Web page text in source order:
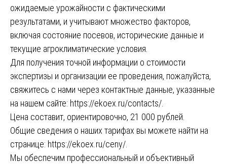
ожидаемые урожайности с фактическими
результатами, и учитывают множество факторов,
включая состояние посевов, исторические данные и
текущие агроклиматические условия.
Для получения точной информации о стоимости
экспертизы и организации ее проведения, пожалуйста,
свяжитесь с нами через контактные данные, указанные
на нашем сайте: https://ekoex.ru/contacts/
Цена составит, ориентировочно, 21 000 рублей.
Общие сведения о наших тарифах вы можете найти на
странице: https://ekoex.ru/ceny/
Мы обеспечим профессиональный и объективный